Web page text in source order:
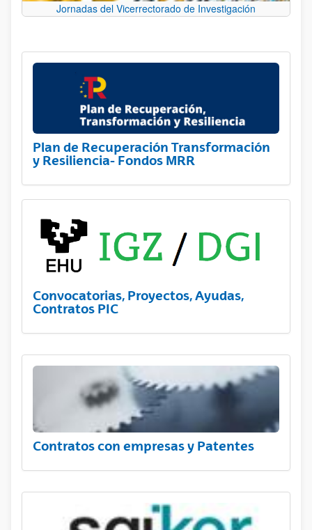
Jornadas del Vicerrectorado de Investigación
Plan de Recuperación Transformación
y Resiliencia- Fondos MRR
Convocatorias, Proyectos, Ayudas,
Contratos PIC
Contratos con empresas y Patentes